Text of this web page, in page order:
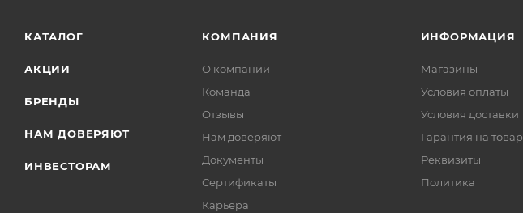
КАТАЛОГ
АКЦИИ
БРЕНДЫ
НАМ ДОВЕРЯЮТ
ИНВЕСТОРАМ
КОМПАНИЯ
О компании
Команда
Отзывы
Нам доверяют
Документы
Сертификаты
Карьера
ИНФОРМАЦИЯ
Магазины
Условия оплаты
Условия доставки
Гарантия на товар
Реквизиты
Политика